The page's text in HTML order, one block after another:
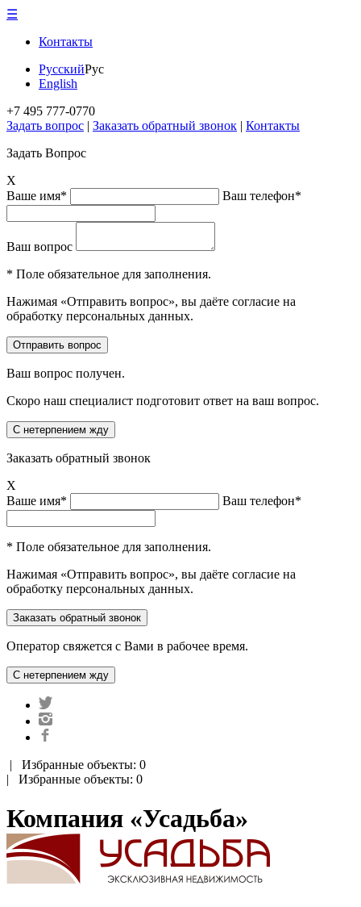
☰
Контакты
РусскийРус
English
+7 495 777-0770
Задать вопрос | Заказать обратный звонок | Контакты
Задать Вопрос
X
Ваше имя*
Ваш телефон*
Ваш вопрос
* Поле обязательное для заполнения.
Нажимая «Отправить вопрос», вы даёте согласие на
обработку персональных данных.
Ваш вопрос получен.
Скоро наш специалист подготовит ответ на ваш вопрос.
Заказать обратный звонок
X
Ваше имя*
Ваш телефон*
* Поле обязательное для заполнения.
Нажимая «Отправить вопрос», вы даёте согласие на
обработку персональных данных.
Оператор свяжется с Вами в рабочее время.
| Избранные объекты: 0
| Избранные объекты: 0
Компания «Усадьба»